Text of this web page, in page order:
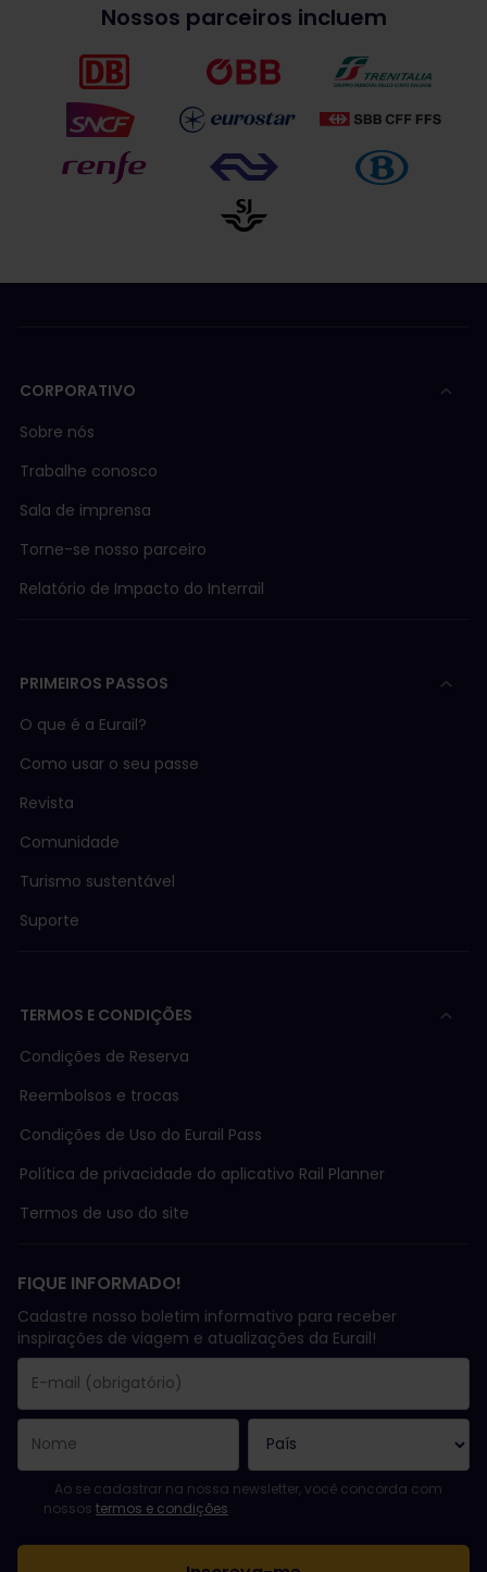
Nossos parceiros incluem
CORPORATIVO
Sobre nós
Trabalhe conosco
Sala de imprensa
Torne-se nosso parceiro
Relatório de Impacto do Interrail
PRIMEIROS PASSOS
O que é a Eurail?
Como usar o seu passe
Revista
Comunidade
Turismo sustentável
Suporte
TERMOS E CONDIÇÕES
Condições de Reserva
Reembolsos e trocas
Condições de Uso do Eurail Pass
Política de privacidade do aplicativo Rail Planner
Termos de uso do site
FIQUE INFORMADO!
Cadastre nosso boletim informativo para receber
inspirações de viagem e atualizações da Eurail!
O campo endereço de e-mail é obrigatório!
E-mail inválido!
Erro ao assinar o boletim eletrônico. Tente novamente mais
Você já assinou este boletim eletrônico!
Favor concordar com os termos e condições para assinar a
Ao se cadastrar na nossa newsletter, você concorda com
nossos termos e condições.